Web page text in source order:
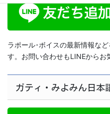
ラポール･ボイスの最新情報な
す。お問い合わせもLINEからお
ガティ・みよみん日本